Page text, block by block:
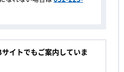
イトでもご案内していま